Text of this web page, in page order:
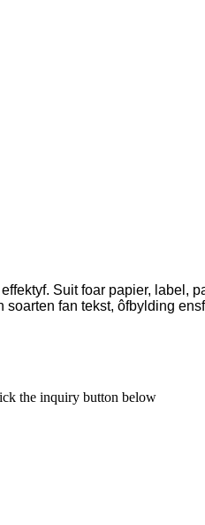
Suit foar papier, label,
fan tekst, ôfbylding
the inquiry button below